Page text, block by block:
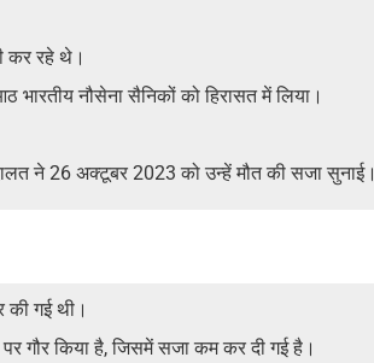
कर रहे थे।
भारतीय नौसेना सैनिकों को हिरासत में लिया।
ने 26 अक्टूबर 2023 को उन्हें मौत की सजा सुनाई।
की गई थी।
गौर किया है, जिसमें सजा कम कर दी गई है।